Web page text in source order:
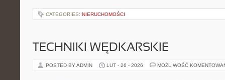
CATEGORIES: NIERUCHOMOŚCI
TECHNIKI WĘDKARSKIE
POSTED BY ADMIN LUT - 26 - 2026 MOŻLIWOŚĆ